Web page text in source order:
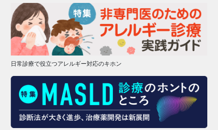
日常診療で役立つアレルギー対応のキホン